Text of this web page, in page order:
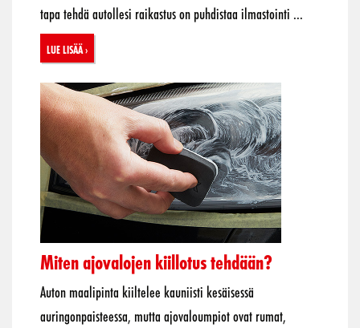
tapa tehdä autollesi raikastus on puhdistaa ilmastointi ...
Lue lisää ›
Miten ajovalojen kiillotus tehdään?
Auton maalipinta kiiltelee kauniisti kesäisessä
auringonpaisteessa, mutta ajovaloumpiot ovat rumat,